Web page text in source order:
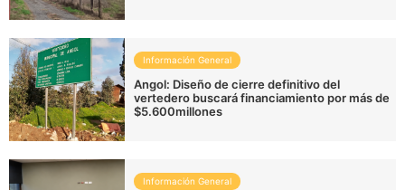
Información General
Angol: Diseño de cierre definitivo del
vertedero buscará financiamiento por más de
$5.600millones
Información General